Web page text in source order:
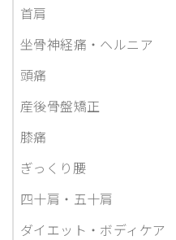
首肩
坐骨神経痛・ヘルニア
頭痛
産後骨盤矯正
膝痛
ぎっくり腰
四十肩・五十肩
ダイエット・ボディケア